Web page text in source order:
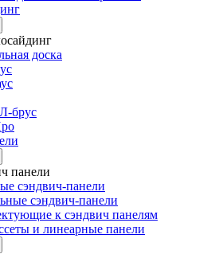
доска
брус
панели
сэндвич-панели
сэндвич-панели
к сэндвич панелям
и линеарные панели